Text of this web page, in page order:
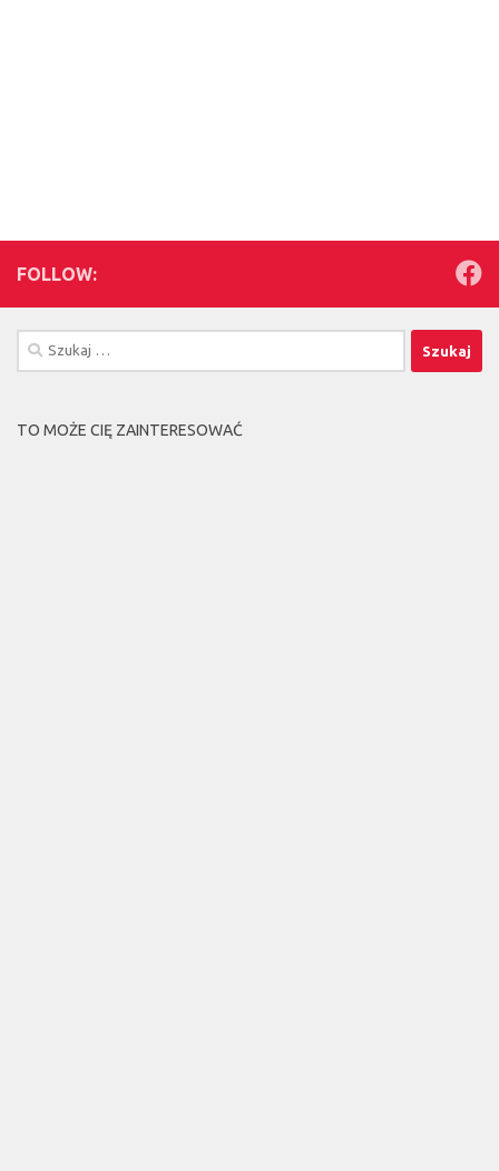
FOLLOW:
Szukaj:
TO MOŻE CIĘ ZAINTERESOWAĆ